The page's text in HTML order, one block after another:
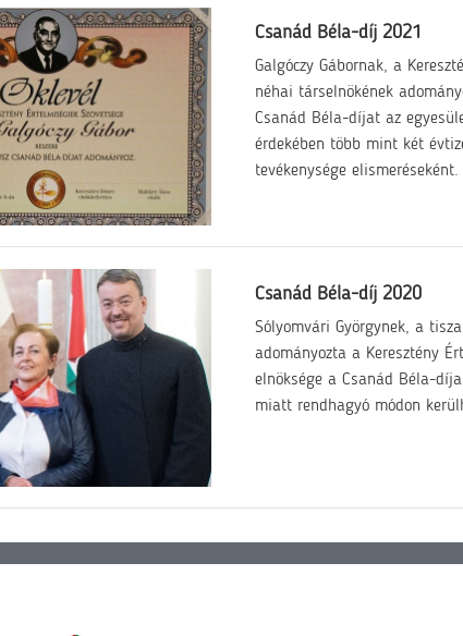
Csanád Béla-díj 2021
Galgóczy Gábornak, a
néhai társelnökének
Csanád Béla-díjat az
érdekében több mint két
tevékenysége elismeréseként.
Csanád Béla-díj 2020
Sólyomvári Györgynek, a
adományozta a Keresztény
elnöksége a Csanád Béla-
miatt rendhagyó módon